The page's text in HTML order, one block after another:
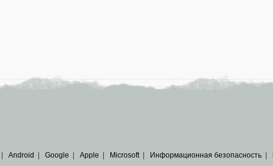
Android Google Apple Microsoft| Информационная безопасность